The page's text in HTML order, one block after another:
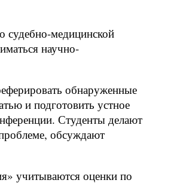
судебно-медицинской
научно-
обнаруженные
и подготовить устное
Студенты делают
обсуждают
учитываются оценки по